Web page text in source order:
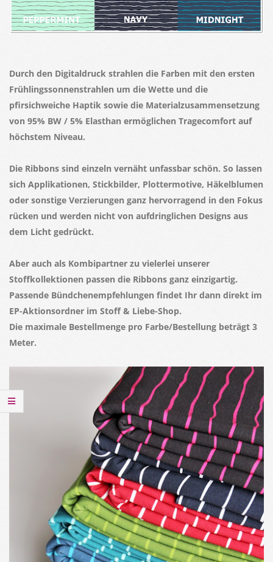
Durch den Digitaldruck strahlen die Farben mit den ersten
Frühlingssonnenstrahlen um die Wette und die
pfirsichweiche Haptik sowie die Materialzusammensetzung
von 95% BW / 5% Elasthan ermöglichen Tragecomfort auf
höchstem Niveau.
Die Ribbons sind einzeln vernäht unfassbar schön. So lassen
sich Applikationen, Stickbilder, Plottermotive, Häkelblumen
oder sonstige Verzierungen ganz hervorragend in den Fokus
rücken und werden nicht von aufdringlichen Designs aus
dem Licht gedrückt.
Aber auch als Kombipartner zu vielerlei unserer
Stoffkollektionen passen die Ribbons ganz einzigartig.
Passende Bündchenempfehlungen findet Ihr dann direkt im
EP-Aktionsordner im Stoff & Liebe-Shop.
Die maximale Bestellmenge pro Farbe/Bestellung beträgt 3
Meter.